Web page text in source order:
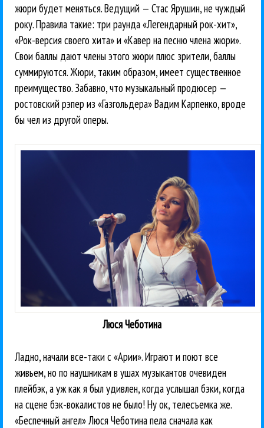
жюри будет меняться. Ведущий — Стас Ярушин, не чуждый
року. Правила такие: три раунда «Легендарный рок-хит»,
«Рок-версия своего хита» и «Кавер на песню члена жюри».
Свои баллы дают члены этого жюри плюс зрители, баллы
суммируются. Жюри, таким образом, имеет существенное
преимущество. Забавно, что музыкальный продюсер —
ростовский рэпер из «Газгольдера» Вадим Карпенко, вроде
бы чел из другой оперы.
Люся Чеботина
Ладно, начали все-таки с «Арии». Играют и поют все
живьем, но по наушникам в ушах музыкантов очевиден
плейбэк, а уж как я был удивлен, когда услышал бэки, когда
на сцене бэк-вокалистов не было! Ну ок, телесъемка же.
«Беспечный ангел» Люся Чеботина пела сначала как